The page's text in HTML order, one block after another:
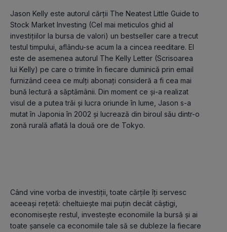
Jason Kelly este autorul cărții The Neatest Little Guide to
Stock Market Investing (Cel mai meticulos ghid al
investițiilor la bursa de valori) un bestseller care a trecut
testul timpului, aflându-se acum la a cincea reeditare. El
este de asemenea autorul The Kelly Letter (Scrisoarea
lui Kelly) pe care o trimite în fiecare duminică prin email
furnizând ceea ce mulți abonați consideră a fi cea mai
bună lectură a săptămânii. Din moment ce și-a realizat
visul de a putea trăi și lucra oriunde în lume, Jason s-a
mutat în Japonia în 2002 și lucrează din biroul său dintr-o
Când vine vorba de investiții, toate cărțile îți servesc
aceeași rețetă: cheltuiește mai puțin decât câștigi,
economisește restul, investește economiile la bursă și ai
toate șansele ca economiile tale să se dubleze la fiecare